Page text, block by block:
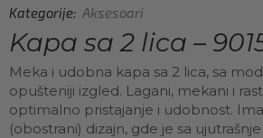
Kategorije: Aksesoari
Kapa sa 2 lica –
Meka i udobna kapa sa 2 lica, sa
opušteniji izgled. Lagani, mekani i
optimalno pristajanje i udobnost.
(obostrani) dizajn, gde je sa